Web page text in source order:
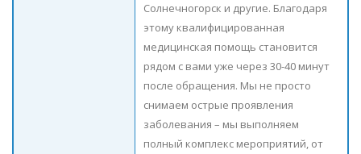
Солнечногорск и другие. Благодаря
этому квалифицированная
медицинская помощь становится
рядом с вами уже через 30-40 минут
после обращения. Мы не просто
снимаем острые проявления
заболевания – мы выполняем
полный комплекс мероприятий, от